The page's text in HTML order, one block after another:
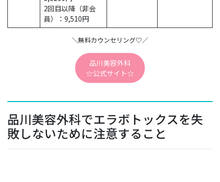
2回目以降（非会
員）：9,510円
＼無料カウンセリング♡／
品川美容外科
☆公式サイト☆
品川美容外科でエラボトックスを失
敗しないために注意すること